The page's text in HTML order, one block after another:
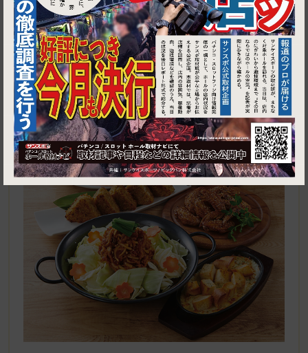
東京都中野区沼袋1-37-5 沼袋ビルB1